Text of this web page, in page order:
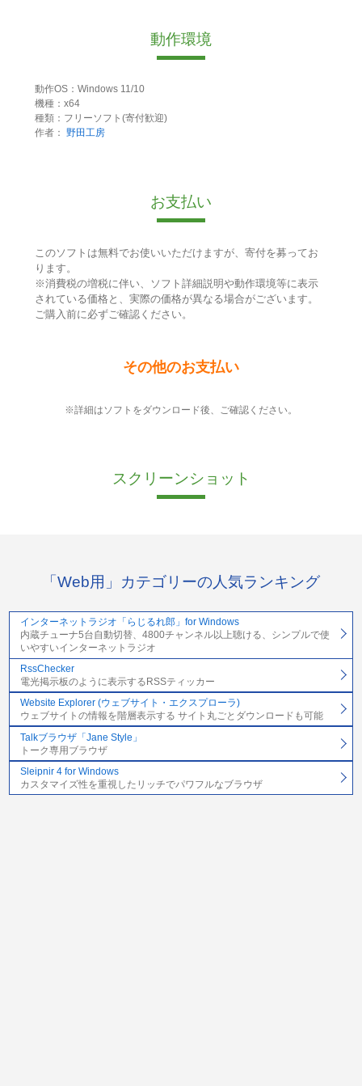
動作環境
動作OS：Windows 11/10
機種：x64
種類：フリーソフト(寄付歓迎)
作者： 野田工房
お支払い
このソフトは無料でお使いいただけますが、寄付を募ってお
ります。
※消費税の増税に伴い、ソフト詳細説明や動作環境等に表示
されている価格と、実際の価格が異なる場合がございます。
ご購入前に必ずご確認ください。
その他のお支払い
※詳細はソフトをダウンロード後、ご確認ください。
スクリーンショット
「Web用」カテゴリーの人気ランキング
インターネットラジオ「らじるれ郎」for Windows
内蔵チューナ5台自動切替、4800チャンネル以上聴ける、シンプルで使
いやすいインターネットラジオ
RssChecker
電光掲示板のように表示するRSSティッカー
Website Explorer (ウェブサイト・エクスプローラ)
ウェブサイトの情報を階層表示する サイト丸ごとダウンロードも可能
Talkブラウザ「Jane Style」
トーク専用ブラウザ
Sleipnir 4 for Windows
カスタマイズ性を重視したリッチでパワフルなブラウザ